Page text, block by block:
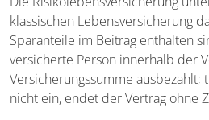
klassischen Lebensversicherung
Sparanteile im Beitrag enthalten
versicherte Person innerhalb der
Versicherungssumme ausbezahlt;
nicht ein, endet der Vertrag ohne